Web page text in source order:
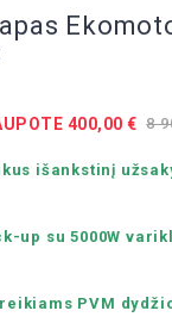
400,00 € 8
išankstinį
up su 5000W
PVM